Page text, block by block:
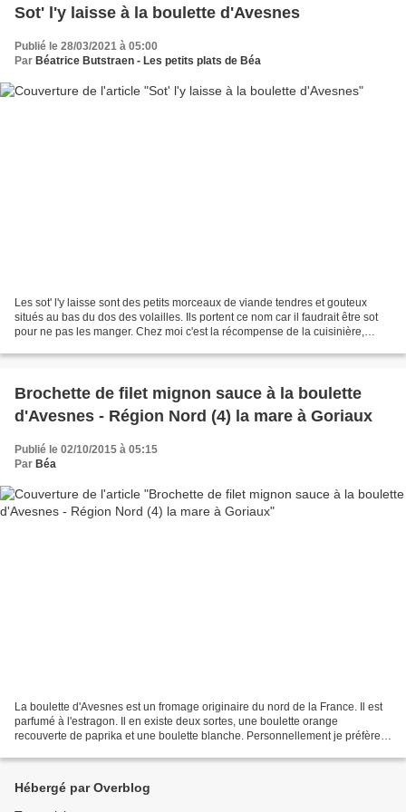
Sot' l'y laisse à la boulette d'Avesnes
Publié le 28/03/2021 à 05:00
Par Béatrice Butstraen - Les petits plats de Béa
Les sot' l'y laisse sont des petits morceaux de viande tendres et gouteux
situés au bas du dos des volailles. Ils portent ce nom car il faudrait être sot
pour ne pas les manger. Chez moi c'est la récompense de la cuisinière,
Brochette de filet mignon sauce à la boulette
d'Avesnes - Région Nord (4) la mare à Goriaux
Publié le 02/10/2015 à 05:15
Par Béa
La boulette d'Avesnes est un fromage originaire du nord de la France. Il est
parfumé à l'estragon. Il en existe deux sortes, une boulette orange
recouverte de paprika et une boulette blanche. Personnellement je préfère
Hébergé par Overblog